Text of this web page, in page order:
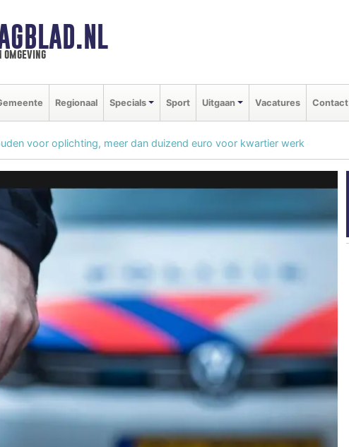
Regionaal Specials Sport Uitgaan Vacatures Contact
voor oplichting, meer dan duizend euro voor kwartier werk